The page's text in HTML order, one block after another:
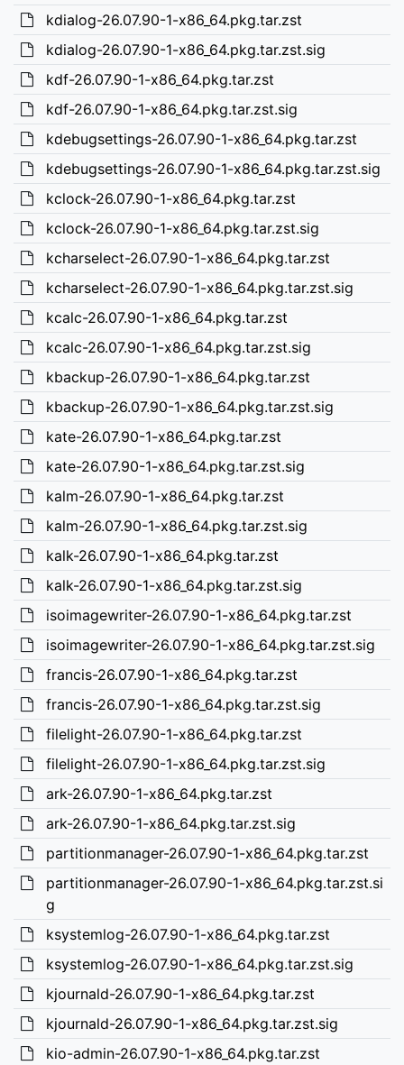
kdialog-26.07.90-1-x86_64.pkg.tar.zst
kdialog-26.07.90-1-x86_64.pkg.tar.zst.sig
kdf-26.07.90-1-x86_64.pkg.tar.zst
kdf-26.07.90-1-x86_64.pkg.tar.zst.sig
kdebugsettings-26.07.90-1-x86_64.pkg.tar.zst
kdebugsettings-26.07.90-1-x86_64.pkg.tar.zst.sig
kclock-26.07.90-1-x86_64.pkg.tar.zst
kclock-26.07.90-1-x86_64.pkg.tar.zst.sig
kcharselect-26.07.90-1-x86_64.pkg.tar.zst
kcharselect-26.07.90-1-x86_64.pkg.tar.zst.sig
kcalc-26.07.90-1-x86_64.pkg.tar.zst
kcalc-26.07.90-1-x86_64.pkg.tar.zst.sig
kbackup-26.07.90-1-x86_64.pkg.tar.zst
kbackup-26.07.90-1-x86_64.pkg.tar.zst.sig
kate-26.07.90-1-x86_64.pkg.tar.zst
kate-26.07.90-1-x86_64.pkg.tar.zst.sig
kalm-26.07.90-1-x86_64.pkg.tar.zst
kalm-26.07.90-1-x86_64.pkg.tar.zst.sig
kalk-26.07.90-1-x86_64.pkg.tar.zst
kalk-26.07.90-1-x86_64.pkg.tar.zst.sig
isoimagewriter-26.07.90-1-x86_64.pkg.tar.zst
isoimagewriter-26.07.90-1-x86_64.pkg.tar.zst.sig
francis-26.07.90-1-x86_64.pkg.tar.zst
francis-26.07.90-1-x86_64.pkg.tar.zst.sig
filelight-26.07.90-1-x86_64.pkg.tar.zst
filelight-26.07.90-1-x86_64.pkg.tar.zst.sig
ark-26.07.90-1-x86_64.pkg.tar.zst
ark-26.07.90-1-x86_64.pkg.tar.zst.sig
partitionmanager-26.07.90-1-x86_64.pkg.tar.zst
partitionmanager-26.07.90-1-x86_64.pkg.tar.zst.si
g
ksystemlog-26.07.90-1-x86_64.pkg.tar.zst
ksystemlog-26.07.90-1-x86_64.pkg.tar.zst.sig
kjournald-26.07.90-1-x86_64.pkg.tar.zst
kjournald-26.07.90-1-x86_64.pkg.tar.zst.sig
kio-admin-26.07.90-1-x86_64.pkg.tar.zst